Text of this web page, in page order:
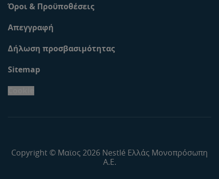
Όροι & Προϋποθέσεις
Απεγγραφή
Δήλωση προσβασιμότητας
Sitemap
Copyright © Μαϊος 2026 Nestlé Ελλάς Μονοπρόσωπη
Α.Ε.